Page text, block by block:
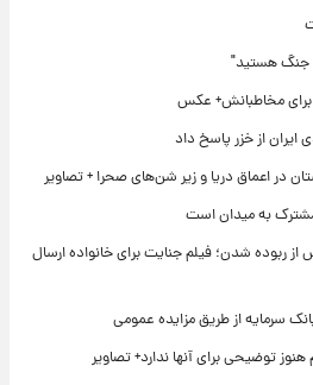
جنگ هستید"
مخاطبانش+ عکس
در اعماق دریا و زیر شن‌های صحرا + تصاویر
مشترک به میدان است
ربوده شدن؛ فیلم جنایت برای خانواده ارسال
سرمایه از طریق مزایده عمومی